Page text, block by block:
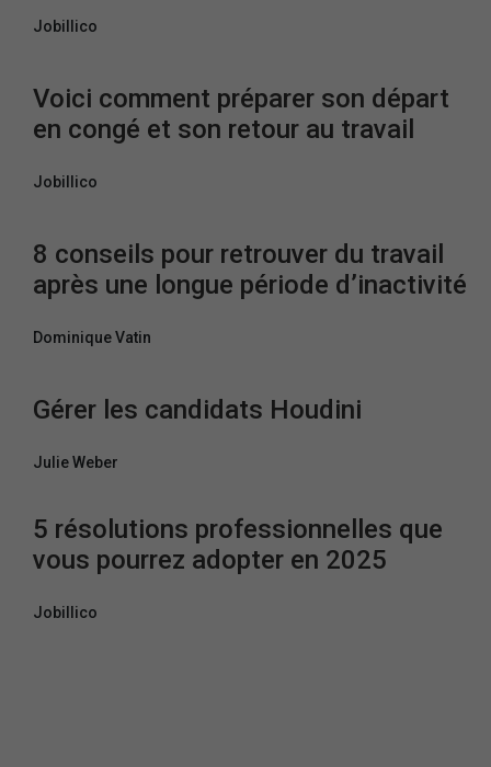
Jobillico
Voici comment préparer son départ
en congé et son retour au travail
Jobillico
8 conseils pour retrouver du travail
après une longue période d’inactivité
Dominique Vatin
Gérer les candidats Houdini
Julie Weber
5 résolutions professionnelles que
vous pourrez adopter en 2025
Jobillico